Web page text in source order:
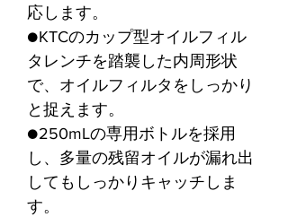
応します。
●KTCのカップ型オイルフィル
タレンチを踏襲した内周形状
で、オイルフィルタをしっかり
と捉えます。
●250mLの専用ボトルを採用
し、多量の残留オイルが漏れ出
してもしっかりキャッチしま
す。